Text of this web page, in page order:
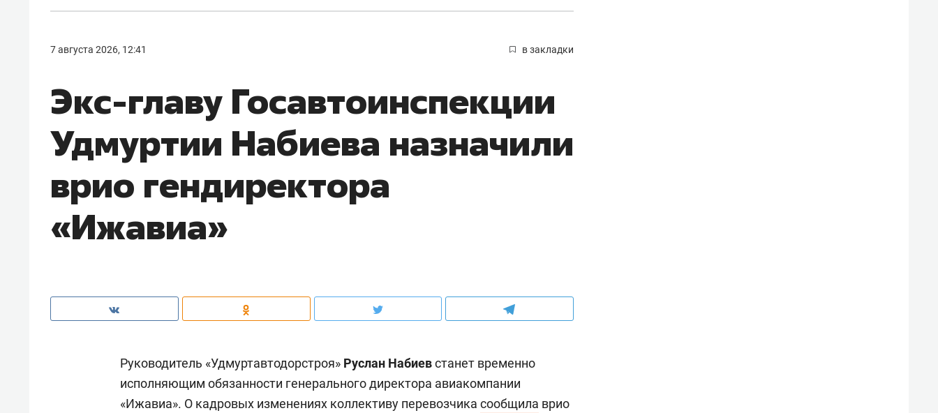
7 августа 2026, 12:41 в закладки
Экс-главу Госавтоинспекции
Удмуртии Набиева назначили
врио гендиректора
«Ижавиа»
Руководитель «Удмуртавтодорстроя» Руслан Набиевстанет временно
исполняющим обязанности генерального директора авиакомпании
«Ижавиа». О кадровых изменениях коллективу перевозчика сообщила врио